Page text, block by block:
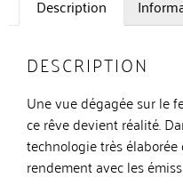
Description
DESCRIPTION
Une vue dégagée sur le
ce rêve devient réalité.
technologie très
rendement avec les